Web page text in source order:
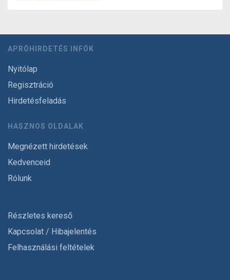
APRÓHIRDETÉS INFÓK
Nyitólap
Regisztráció
Hirdetésfeladás
HASZNOS OLDALAK
Megnézett hirdetések
Kedvenceid
Rólunk
Részletes kereső
Kapcsolat / Hibajelentés
Felhasználási feltételek